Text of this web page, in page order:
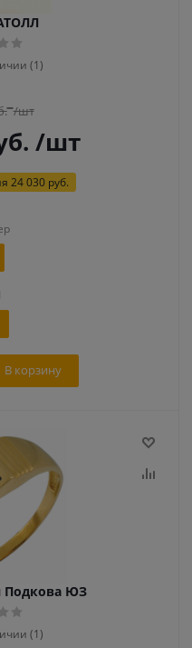
(1)
/шт
/шт
24 030 руб.
В корзину
Подкова ЮЗ
(1)